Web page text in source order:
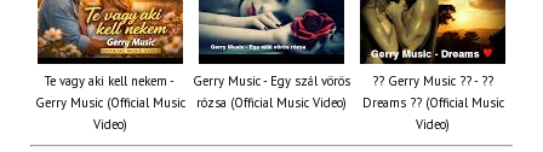
Te vagy aki kell nekem -
Gerry Music (Official Music
Video)
Gerry Music - Egy szál vörös
rózsa (Official Music Video)
?? Gerry Music ?? - ??
Dreams ?? (Official Music
Video)